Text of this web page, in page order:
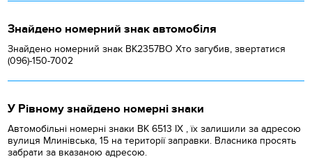
Знайдено номерний знак автомобіля
Знайдено номерний знак ВК2357ВО Хто загубив, звертатися
(096)-150-7002
У Рівному знайдено номерні знаки
Автомобільні номерні знаки BK 6513 IX , їх залишили за адресою
вулиця Млинівська, 15 на території заправки. Власника просять
забрати за вказаною адресою.